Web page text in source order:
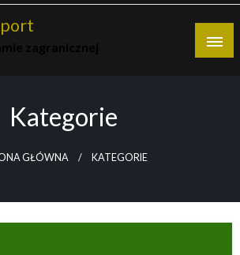
Kategorie
GŁÓWNA KATEGORIE